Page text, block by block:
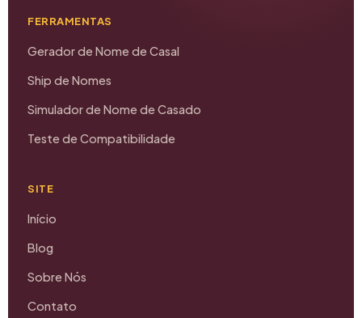
FERRAMENTAS
Gerador de Nome de Casal
Ship de Nomes
Simulador de Nome de Casado
Teste de Compatibilidade
SITE
Início
Blog
Sobre Nós
Contato